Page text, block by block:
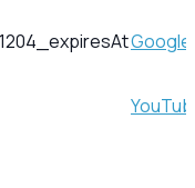
Google